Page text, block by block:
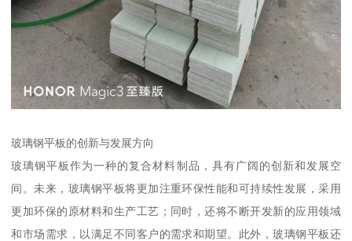
玻璃钢平板的创新与发展方向
玻璃钢平板作为一种的复合材料制品，具有广阔的创新和发展空
间。未来，玻璃钢平板将更加注重环保性能和可持续性发展，采用
更加环保的原材料和生产工艺；同时，还将不断开发新的应用领域
和市场需求，以满足不同客户的需求和期望。此外，玻璃钢平板还